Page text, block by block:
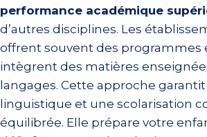
performance académique
d’autres disciplines. Les
offrent souvent des programmes
intègrent des matières
langages. Cette approche
linguistique et une scolarisation
équilibrée. Elle prépare votre